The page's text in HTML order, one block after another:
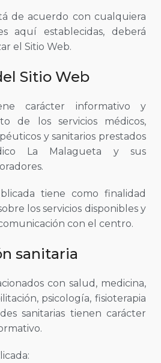
de acuerdo con cualquiera
aquí establecidas, deberá
el Sitio Web.
Sitio Web
carácter informativo y
de los servicios médicos,
y sanitarios prestados
La Malagueta y sus
tiene como finalidad
los servicios disponibles y
con el centro.
sanitaria
con salud, medicina,
psicología, fisioterapia
sanitarias tienen carácter